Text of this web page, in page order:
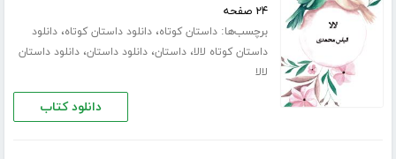
۲۴ صفحه
برچسب‌ها:داستان کوتاه،دانلود داستان کوتاه،دانلود
داستان کوتاه لالا،داستان،دانلود داستان،دانلود داستان
لالا
دانلود کتاب